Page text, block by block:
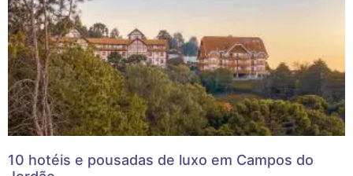
10 hotéis e pousadas de luxo em Campos do